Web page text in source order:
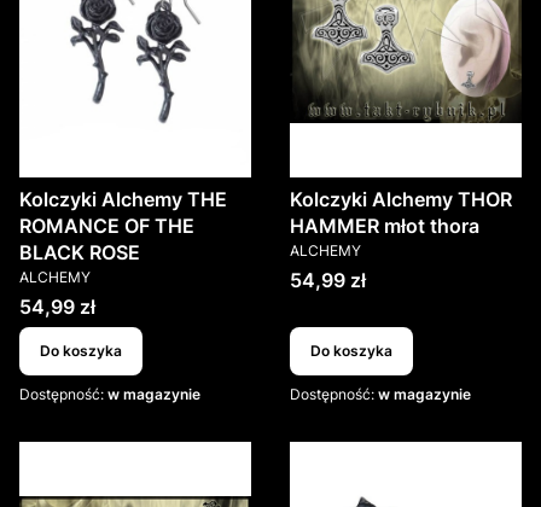
Kolczyki Alchemy THE
ROMANCE OF THE
BLACK ROSE
PRODUCENT
ALCHEMY
Cena
54,99 zł
Do koszyka
Dostępność: w magazynie
Kolczyki Alchemy THOR
HAMMER młot thora
PRODUCENT
ALCHEMY
Cena
54,99 zł
Do koszyka
Dostępność: w magazynie